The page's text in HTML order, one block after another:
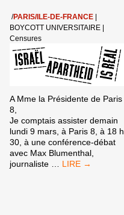
POUR
#IAW
2015
/PARIS/ILE-DE-FRANCE
BOYCOTT UNIVERSITAIRE
Censures
A Mme la Présidente de Paris
8,
Je comptais assister demain
lundi 9 mars, à Paris 8, à 18 h
30, à une conférence-débat
avec Max Blumenthal,
journaliste
CENSURE